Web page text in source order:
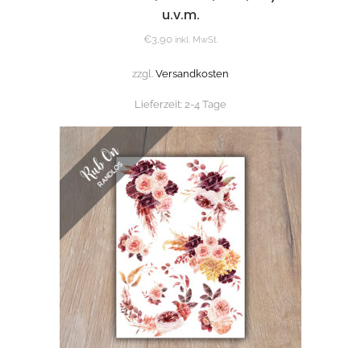
u.v.m.
€3,90 inkl. MwSt.
zzgl. Versandkosten
Lieferzeit: 2-4 Tage